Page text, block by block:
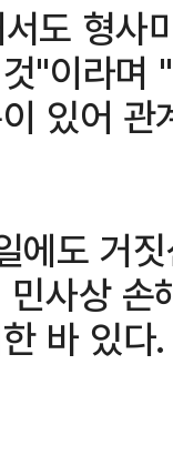
도 형사
"이라며
있어
에도 거
사상
바 있다.